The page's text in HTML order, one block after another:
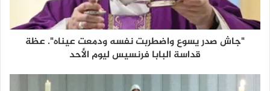
"جاش صدر يسوع واضطربت نفسه ودمعت عيناه". عظة
قداسة البابا فرنسيس ليوم الأحد